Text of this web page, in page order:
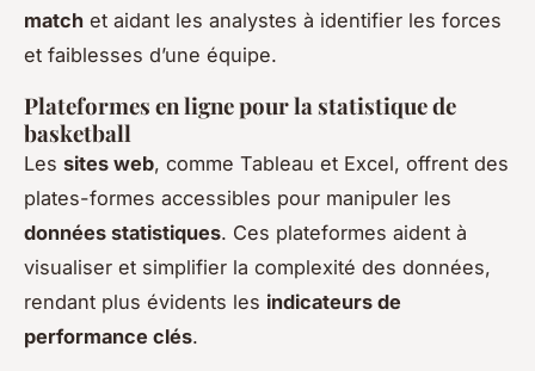
match et aidant les analystes à identifier les forces
et faiblesses d’une équipe.
Plateformes en ligne pour la statistique de
basketball
Les sites web, comme Tableau et Excel, offrent des
plates-formes accessibles pour manipuler les
données statistiques. Ces plateformes aident à
visualiser et simplifier la complexité des données,
rendant plus évidents les indicateurs de
performance clés.